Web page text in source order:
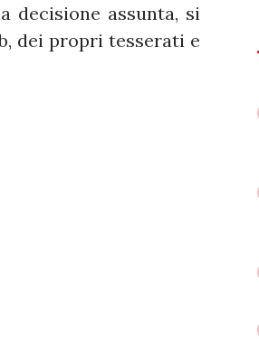
decisione assunta, si
dei propri tesserati e